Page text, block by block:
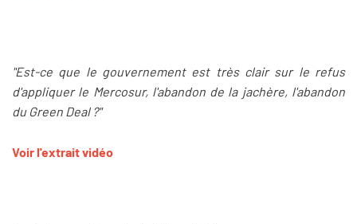
"Est-ce que le gouvernement est très clair sur le refus
d'appliquer le Mercosur, l'abandon de la jachère, l'abandon
du Green Deal ?"
Voir l'extrait vidéo